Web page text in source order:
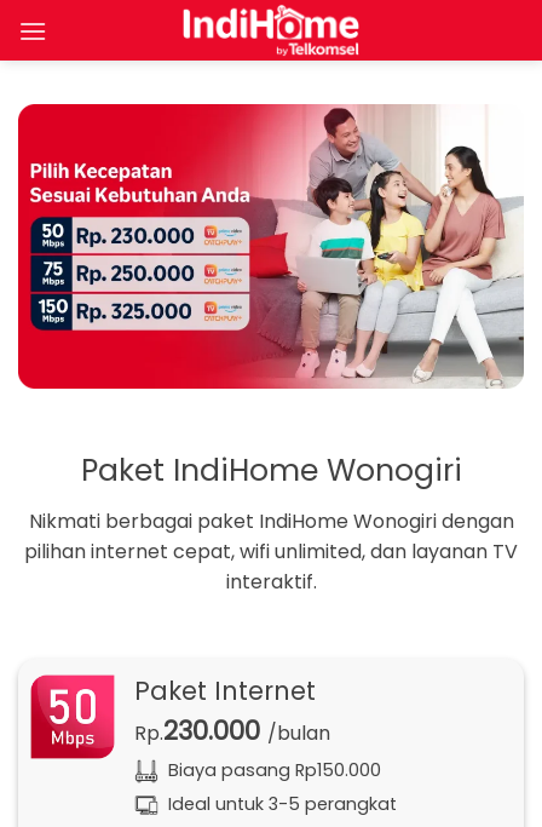
Paket IndiHome Wonogiri
Nikmati berbagai paket IndiHome Wonogiri dengan
pilihan internet cepat, wifi unlimited, dan layanan TV
interaktif.
Paket Internet
Rp.230.000 /bulan
Biaya pasang Rp150.000
Ideal untuk 3-5 perangkat